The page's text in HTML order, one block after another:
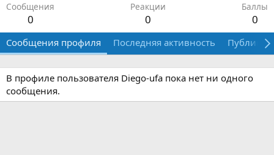
Сообщения
0
Реакции
0
Баллы
0
Сообщения профиля Последняя активность
В профиле пользователя Diego-ufa пока нет ни одного
сообщения.